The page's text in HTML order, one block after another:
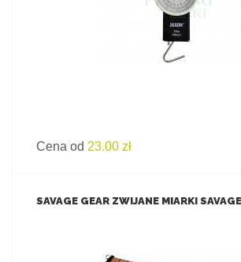
Cena od 23.00 zł
SAVAGE GEAR ZWIJANE MIARKI